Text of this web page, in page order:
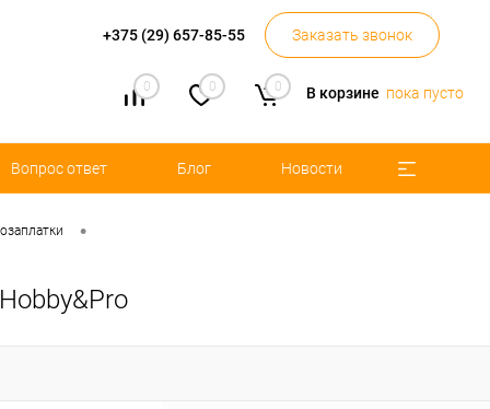
+375 (29) 657-85-55 Заказать звонок
0 0 0 В корзине пока пусто
Вопрос ответ Блог Новости
•